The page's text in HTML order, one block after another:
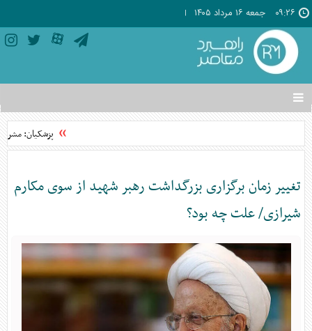
۰۹:۲۶ جمعه ۱۶ مرداد ۱۴۰۵
تغییر
وضعیت
منوی
ها
پزشکیان:
تغییر زمان برگزاری بزرگداشت رهبر شهید از سوی مکارم
شیرازی/ علت چه بود؟